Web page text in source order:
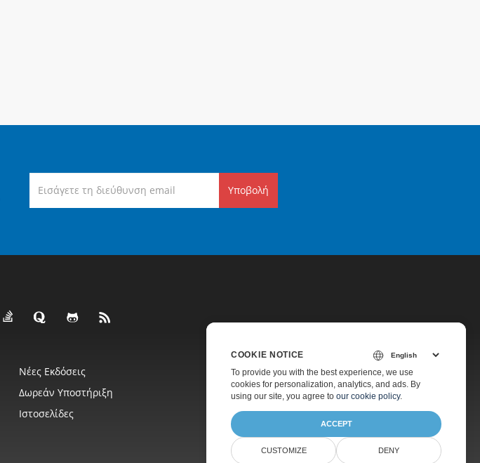
Υποβολή
Νέες Εκδόσεις
Τιμολόγηση
Δωρεάν Υποστήριξη
Πληρωμένη Υποστήριξη
Ιστοσελίδες Σχετικά
COOKIE NOTICE
To provide you with the best experience, we use
cookies for personalization, analytics, and ads. By
using our site, you agree to our cookie policy.
ACCEPT
CUSTOMIZE DENY